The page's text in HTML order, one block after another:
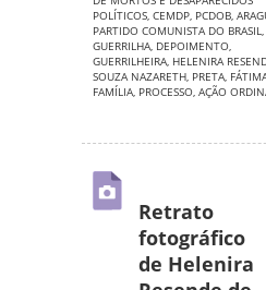
POLÍTICOS, CEMDP, PCDOB,
PARTIDO COMUNISTA DO BRASIL,
GUERRILHA, DEPOIMENTO,
GUERRILHEIRA, HELENIRA
SOUZA NAZARETH, PRETA,
FAMÍLIA, PROCESSO, AÇÃO
Retrato
fotográfico
de Helenira